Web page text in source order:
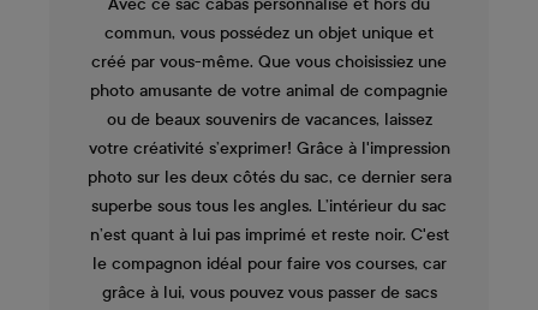
Avec ce sac cabas personnalisé et hors du
commun, vous possédez un objet unique et
créé par vous-même. Que vous choisissiez une
photo amusante de votre animal de compagnie
ou de beaux souvenirs de vacances, laissez
votre créativité s’exprimer! Grâce à l'impression
photo sur les deux côtés du sac, ce dernier sera
superbe sous tous les angles. L’intérieur du sac
n’est quant à lui pas imprimé et reste noir. C'est
le compagnon idéal pour faire vos courses, car
grâce à lui, vous pouvez vous passer de sacs